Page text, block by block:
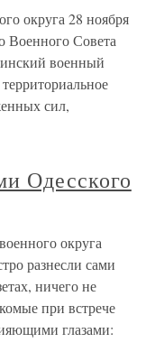
округа 28 ноября
Военного Совета
военный
сил,
Одесского
округа
разнесли сами
ничего не
при встрече
глазами: